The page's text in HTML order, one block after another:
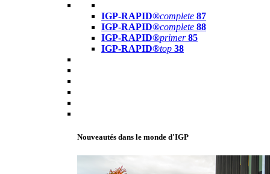
IGP-RAPID®complete 87
IGP-RAPID®complete 88
IGP-RAPID®primer 85
IGP-RAPID®top 38
Nouveautés dans le monde d'IGP